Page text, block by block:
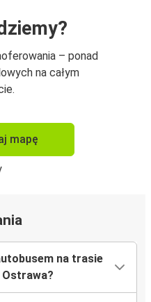
– ponad
na całym
mapę
na trasie